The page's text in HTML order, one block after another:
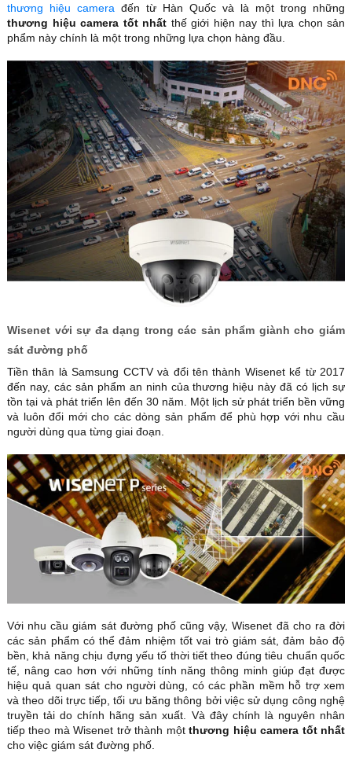
thương hiệu camera đến từ Hàn Quốc và là một trong những
thương hiệu camera tốt nhất thế giới hiện nay thì lựa chọn sản
phẩm này chính là một trong những lựa chọn hàng đầu.
Wisenet với sự đa dạng trong các sản phẩm giành cho giám
sát đường phố
Tiền thân là Samsung CCTV và đổi tên thành Wisenet kể từ 2017
đến nay, các sản phẩm an ninh của thương hiệu này đã có lịch sự
tồn tại và phát triển lên đến 30 năm. Một lịch sử phát triển bền vững
và luôn đổi mới cho các dòng sản phẩm để phù hợp với nhu cầu
người dùng qua từng giai đoạn.
Với nhu cầu giám sát đường phố cũng vậy, Wisenet đã cho ra đời
các sản phẩm có thể đảm nhiệm tốt vai trò giám sát, đảm bảo độ
bền, khả năng chịu đựng yếu tố thời tiết theo đúng tiêu chuẩn quốc
tế, nâng cao hơn với những tính năng thông minh giúp đạt được
hiệu quả quan sát cho người dùng, có các phần mềm hỗ trợ xem
và theo dõi trực tiếp, tối ưu băng thông bởi việc sử dụng công nghệ
truyền tải do chính hãng sản xuất. Và đây chính là nguyên nhân
tiếp theo mà Wisenet trở thành mộtthương hiệu camera tốt nhất
cho việc giám sát đường phố.